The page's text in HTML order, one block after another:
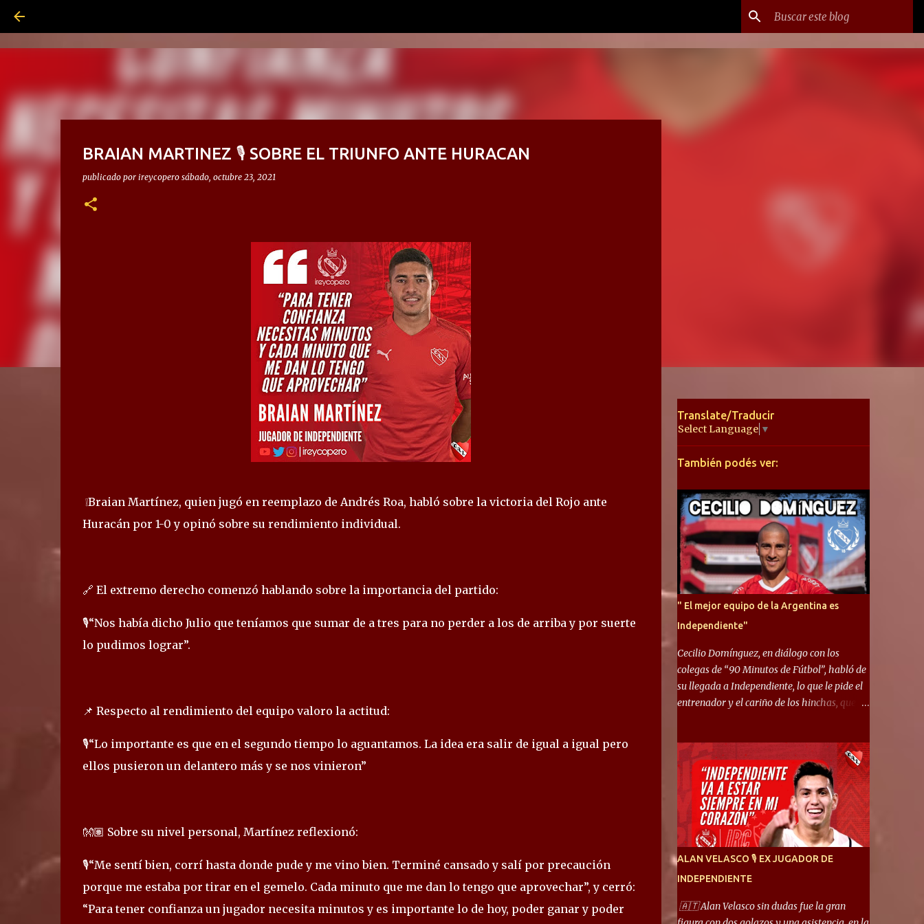
BRAIAN MARTINEZ 🎙 SOBRE EL TRIUNFO ANTE HURACAN
publicado por ireycopero sábado, octubre 23, 2021
❕Braian Martínez, quien jugó en reemplazo de Andrés Roa, habló sobre la victoria del Rojo ante
Huracán por 1-0 y opinó sobre su rendimiento individual.
🔗 El extremo derecho comenzó hablando sobre la importancia del partido:
🎙️“Nos había dicho Julio que teníamos que sumar de a tres para no perder a los de arriba y por suerte
lo pudimos lograr”.
📌 Respecto al rendimiento del equipo valoro la actitud:
🎙️“Lo importante es que en el segundo tiempo lo aguantamos. La idea era salir de igual a igual pero
ellos pusieron un delantero más y se nos vinieron”
👐🏽 Sobre su nivel personal, Martínez reflexionó:
🎙️“Me sentí bien, corrí hasta donde pude y me vino bien. Terminé cansado y salí por precaución
porque me estaba por tirar en el gemelo. Cada minuto que me dan lo tengo que aprovechar”, y cerró:
“Para tener confianza un jugador necesita minutos y es importante lo de hoy, poder ganar y poder
Translate/Traducir
Select Language ▼
También podés ver:
" El mejor equipo de la Argentina es
Independiente"
Cecilio Domínguez, en diálogo con los
colegas de “90 Minutos de Fútbol”, habló de
su llegada a Independiente, lo que le pide el
entrenador y el cariño de los hinchas, que se
ayuda a que me adapte rápidamente, soy un
hombre alegre y abierto. Creo que lo estoy
haciendo muy bien. Cuando llegué, llegué a
un Independiente que juega muy dinámico y
me gusta mucho. Me favorece por la forma
de jugar mía y eso también ayudó a que me
adapte”. “Me siento mejor por izquierda,
pero me gusta mucho jugar de 9, y juego sin
problemas por derecha también. Jugar de 9
y de extremo por izquierda es diferente. A mi
me gusta jugar por fuera, porque tengo mas
ALAN VELASCO 🎙 EX JUGADOR DE
INDEPENDIENTE
🇦🇹 Alan Velasco sin dudas fue la gran